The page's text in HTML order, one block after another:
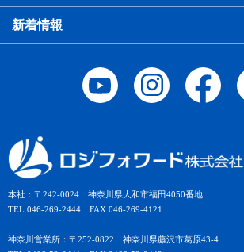
本社：〒242-0024 神奈川県大和市福田4050番地
TEL.046-269-2444 FAX.046-269-4121
神奈川営業所：〒252-0822 神奈川県藤沢市葛原43-4
新着情報